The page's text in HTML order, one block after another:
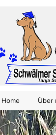
Home Über